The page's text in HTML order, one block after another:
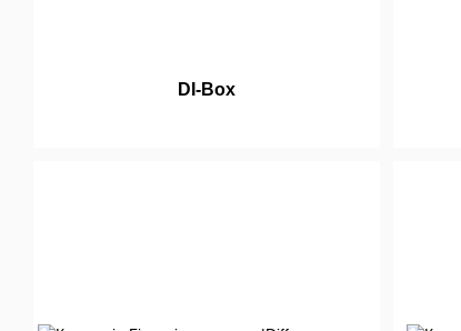
DI-Box